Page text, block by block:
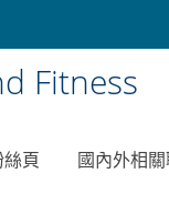
Fitness
頁 國內外相